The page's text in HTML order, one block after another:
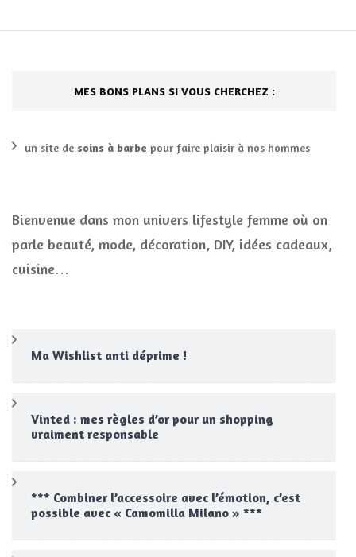
MES BONS PLANS SI VOUS CHERCHEZ :
un site de soins à barbe pour faire plaisir à nos hommes
Bienvenue dans mon univers lifestyle femme où on
parle beauté, mode, décoration, DIY, idées cadeaux,
cuisine…
Ma Wishlist anti déprime !
Vinted : mes règles d’or pour un shopping
vraiment responsable
*** Combiner l’accessoire avec l’émotion, c’est
possible avec « Camomilla Milano » ***